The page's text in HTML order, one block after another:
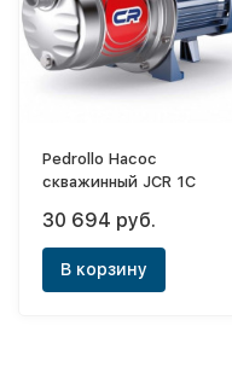
Pedrollo Насос
скважинный JCR 1C
30 694 руб.
В корзину